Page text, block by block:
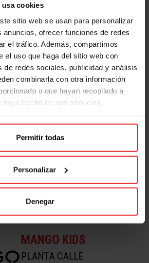
usa cookies
sitio web se usan para personalizar
anuncios, ofrecer funciones de redes
el tráfico. Además, compartimos
el uso que haga del sitio web con
de redes sociales, publicidad y análisis
combinarla con otra información
o que hayan recopilado a
haya hecho de sus servicios.
Permitir todas
Personalizar
Denegar
MANGO KIDS
PLANTA CALLE